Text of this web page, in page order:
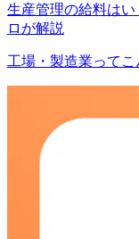
生産管理の給料は
ロが解説
工場・製造業ってこ